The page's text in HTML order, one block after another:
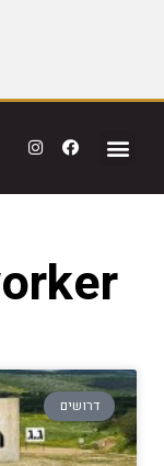
דרושים